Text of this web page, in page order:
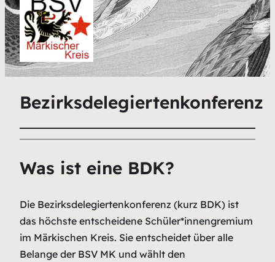
Bezirksdelegiertenkonferenz
Was ist eine BDK?
Die Bezirksdelegiertenkonferenz (kurz BDK) ist
das höchste entscheidene Schüler*innengremium
im Märkischen Kreis. Sie entscheidet über alle
Belange der BSV MK und wählt den